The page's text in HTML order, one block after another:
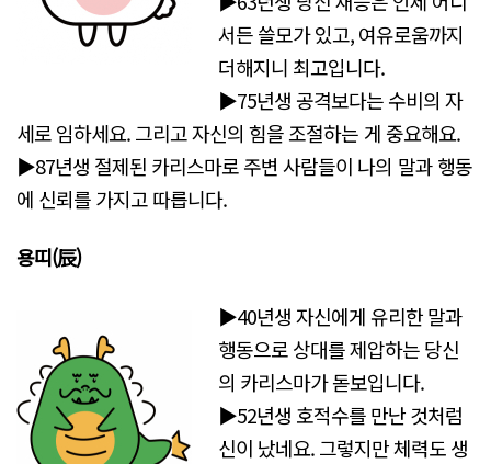
서든 쓸모가 있고, 여유로움까지
더해지니 최고입니다.
▶75년생 공격보다는 수비의 자
세로 임하세요. 그리고 자신의 힘을 조절하는 게 중요해요.
▶87년생 절제된 카리스마로 주변 사람들이 나의 말과 행동
에 신뢰를 가지고 따릅니다.
용띠(辰)
▶40년생 자신에게 유리한 말과
행동으로 상대를 제압하는 당신
의 카리스마가 돋보입니다.
▶52년생 호적수를 만난 것처럼
신이 났네요. 그렇지만 체력도 생